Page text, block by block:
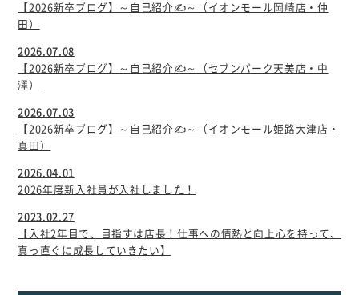
【2026新卒ブログ】～自己紹介✍～（イオンモール岡崎店・仲
田）
2026.07.08
【2026新卒ブログ】～自己紹介✍～（セブンパーク天美店・中
澤）
2026.07.03
【2026新卒ブログ】～自己紹介✍～（イオンモール姫路大津店・
真田）
2026.04.01
2026年度新入社員が入社しました！
2023.02.27
【入社2年目で、目指すは店長！仕事への情熱と向上心を持って、
真っ直ぐに成長していきたい】